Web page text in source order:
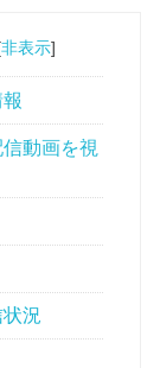
非表示]
動画を視
況